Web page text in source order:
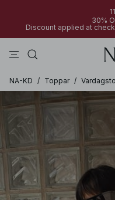
30%
Discount applied at
NA-KD / Toppar /